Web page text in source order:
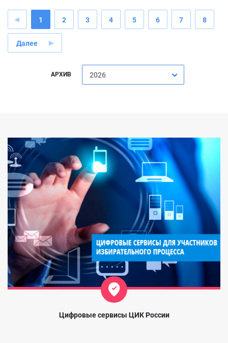
1 2 3 4 5 6 7 8
Далее
АРХИВ 2026
Цифровые сервисы ЦИК России